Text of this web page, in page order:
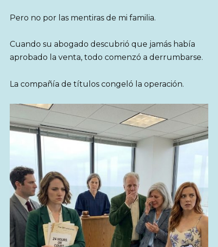
Pero no por las mentiras de mi familia.
Cuando su abogado descubrió que jamás había
aprobado la venta, todo comenzó a derrumbarse.
La compañía de títulos congeló la operación.